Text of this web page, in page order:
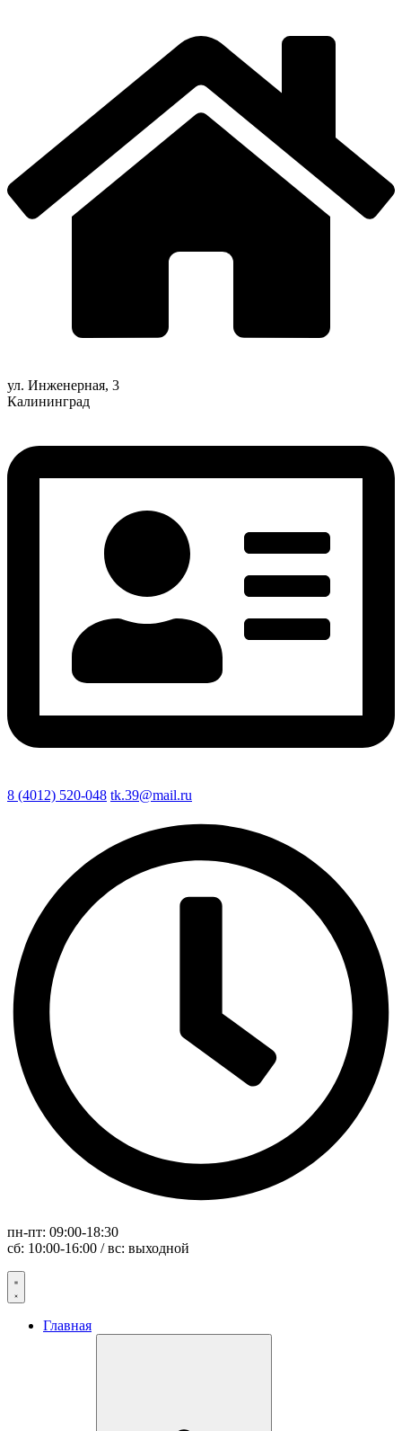
ул. Инженерная, 3
Калининград
8 (4012) 520-048 tk.39@mail.ru
пн-пт: 09:00-18:30
сб: 10:00-16:00 / вс: выходной
Главная